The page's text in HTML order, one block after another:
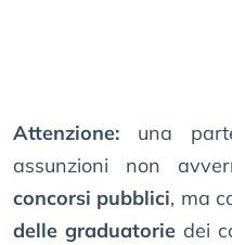
Attenzione: una
assunzioni non
concorsi pubblici, ma
delle graduatorie dei